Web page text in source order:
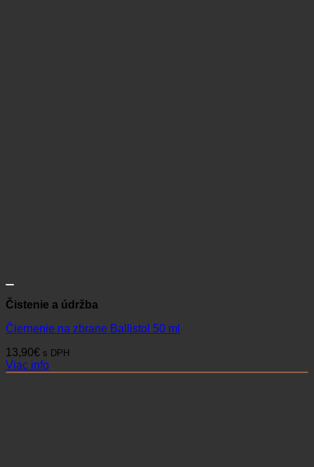
Čistenie a údržba
Čiernenie na zbrane Ballistol 50 ml
13,90€ s DPH
Viac info